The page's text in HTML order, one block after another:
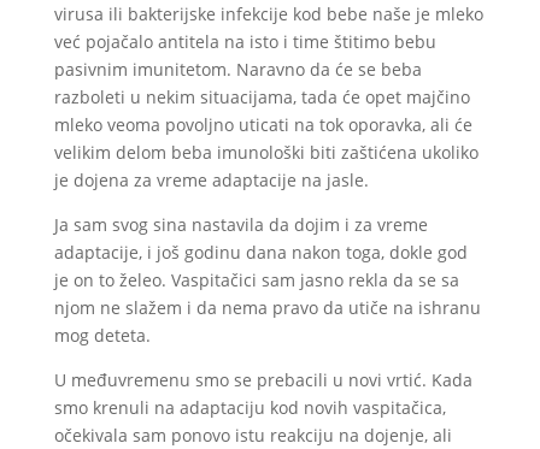
virusa ili bakterijske infekcije kod bebe naše je mleko
već pojačalo antitela na isto i time štitimo bebu
pasivnim imunitetom. Naravno da će se beba
razboleti u nekim situacijama, tada će opet majčino
mleko veoma povoljno uticati na tok oporavka, ali će
velikim delom beba imunološki biti zaštićena ukoliko
je dojena za vreme adaptacije na jasle.
Ja sam svog sina nastavila da dojim i za vreme
adaptacije, i još godinu dana nakon toga, dokle god
je on to želeo. Vaspitačici sam jasno rekla da se sa
njom ne slažem i da nema pravo da utiče na ishranu
mog deteta.
U međuvremenu smo se prebacili u novi vrtić. Kada
smo krenuli na adaptaciju kod novih vaspitačica,
očekivala sam ponovo istu reakciju na dojenje, ali